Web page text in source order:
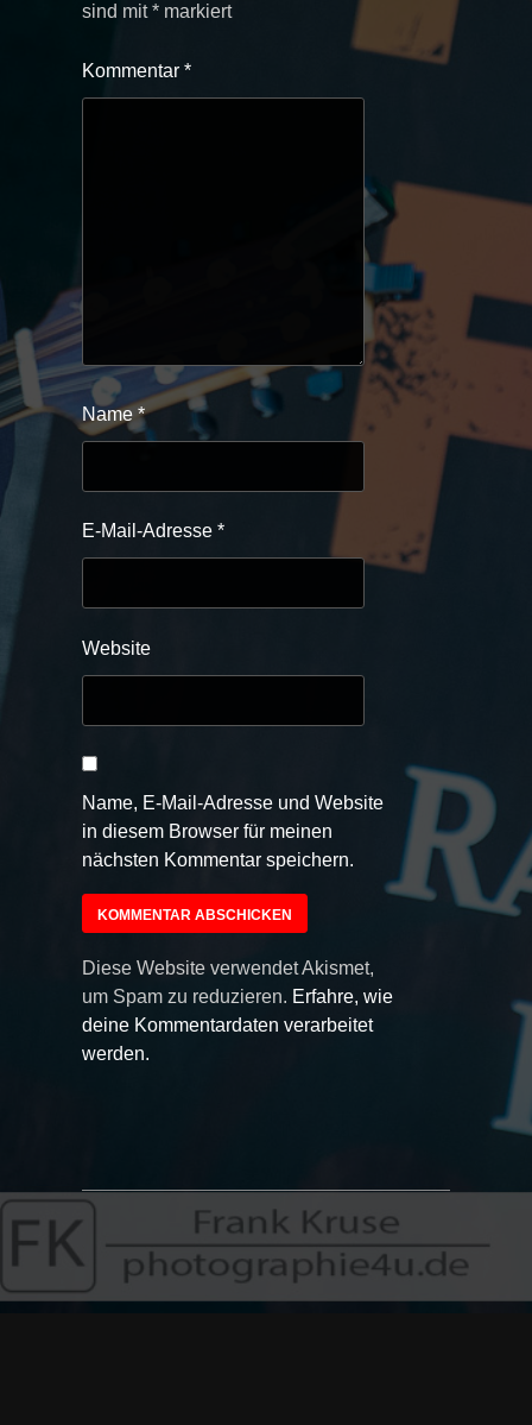
sind mit* markiert
Kommentar *
Name *
E-Mail-Adresse *
Website
Name, E-Mail-Adresse und Website
in diesem Browser für meinen
nächsten Kommentar speichern.
Diese Website verwendet Akismet,
um Spam zu reduzieren. Erfahre, wie
deine Kommentardaten verarbeitet
werden.